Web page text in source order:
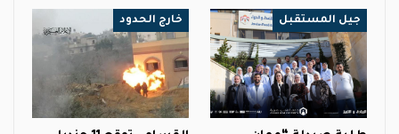
جيل المستقبل خارج الحدود